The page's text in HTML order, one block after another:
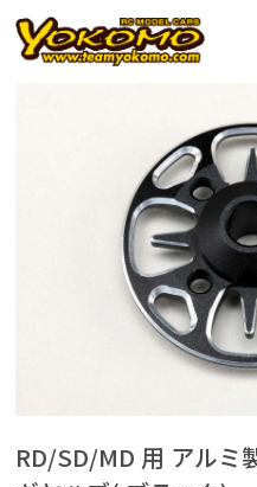
RD/SD/MD 用 アルミ